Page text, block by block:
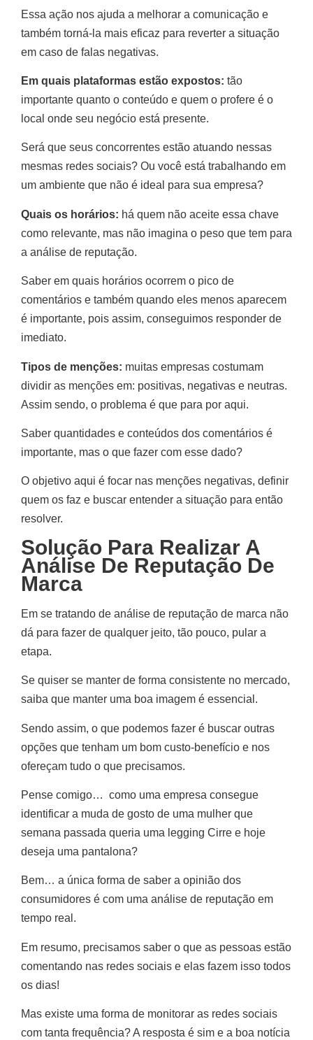
Essa ação nos ajuda a melhorar a comunicação e
também torná-la mais eficaz para reverter a situação
em caso de falas negativas.
Em quais plataformas estão expostos: tão
importante quanto o conteúdo e quem o profere é o
local onde seu negócio está presente.
Será que seus concorrentes estão atuando nessas
mesmas redes sociais? Ou você está trabalhando em
um ambiente que não é ideal para sua empresa?
Quais os horários: há quem não aceite essa chave
como relevante, mas não imagina o peso que tem para
a análise de reputação.
Saber em quais horários ocorrem o pico de
comentários e também quando eles menos aparecem
é importante, pois assim, conseguimos responder de
imediato.
Tipos de menções: muitas empresas costumam
dividir as menções em: positivas, negativas e neutras.
Assim sendo, o problema é que para por aqui.
Saber quantidades e conteúdos dos comentários é
importante, mas o que fazer com esse dado?
O objetivo aqui é focar nas menções negativas, definir
quem os faz e buscar entender a situação para então
resolver.
Solução Para Realizar A
Análise De Reputação De
Marca
Em se tratando de análise de reputação de marca não
dá para fazer de qualquer jeito, tão pouco, pular a
etapa.
Se quiser se manter de forma consistente no mercado,
saiba que manter uma boa imagem é essencial.
Sendo assim, o que podemos fazer é buscar outras
opções que tenham um bom custo-benefício e nos
ofereçam tudo o que precisamos.
Pense comigo… como uma empresa consegue
identificar a muda de gosto de uma mulher que
semana passada queria uma legging Cirre e hoje
deseja uma pantalona?
Bem… a única forma de saber a opinião dos
consumidores é com uma análise de reputação em
tempo real.
Em resumo, precisamos saber o que as pessoas estão
comentando nas redes sociais e elas fazem isso todos
os dias!
Mas existe uma forma de monitorar as redes sociais
com tanta frequência? A resposta é sim e a boa notícia